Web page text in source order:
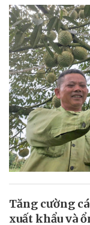
Tăng cường
xuất khẩu và